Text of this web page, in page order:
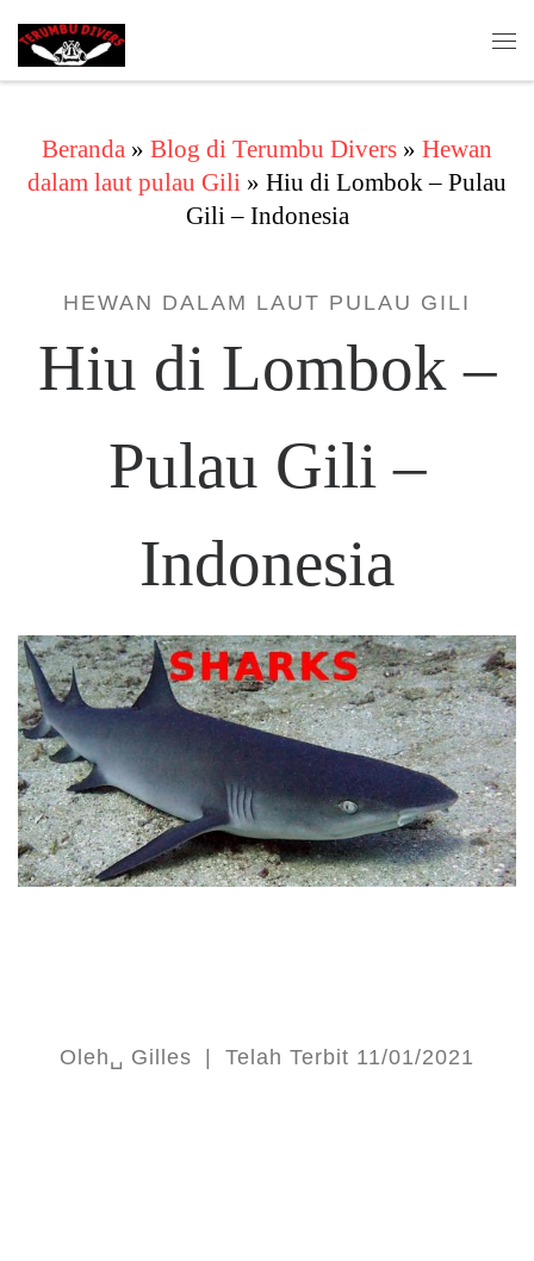
Skip to content
Beranda » Blog di Terumbu Divers » Hewan
dalam laut pulau Gili » Hiu di Lombok – Pulau
Gili – Indonesia
HEWAN DALAM LAUT PULAU GILI
Hiu di Lombok –
Pulau Gili –
Indonesia
Oleh␣ Gilles | Telah Terbit 11/01/2021